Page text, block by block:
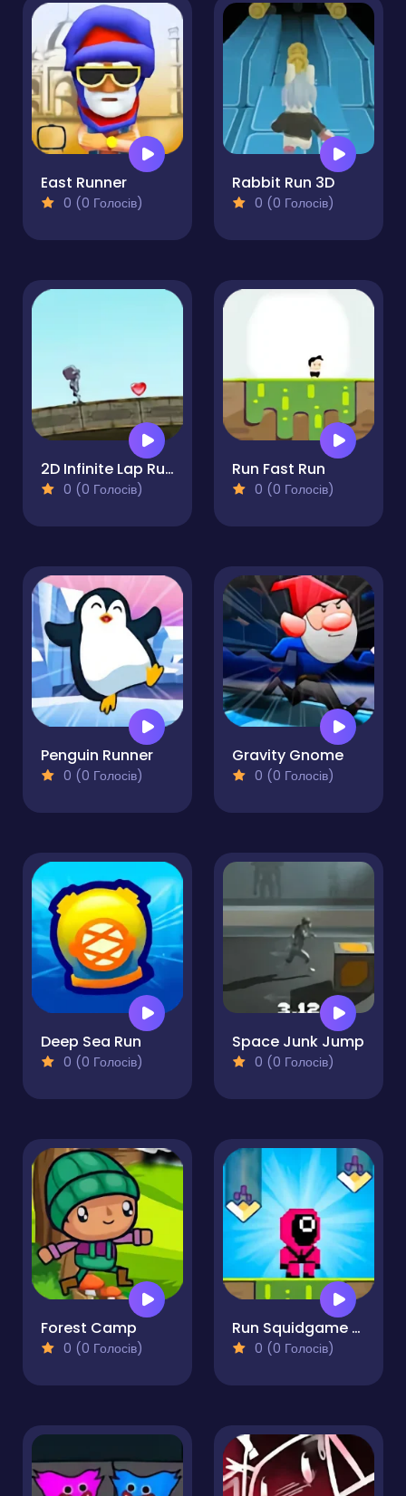
East Runner
0 (0 Голосів)
Rabbit Run 3D
0 (0 Голосів)
2D Infinite Lap Runner
0 (0 Голосів)
Run Fast Run
0 (0 Голосів)
Penguin Runner
0 (0 Голосів)
Gravity Gnome
0 (0 Голосів)
Deep Sea Run
0 (0 Голосів)
Space Junk Jump
0 (0 Голосів)
Forest Camp
0 (0 Голосів)
Run Squidgame Run
0 (0 Голосів)